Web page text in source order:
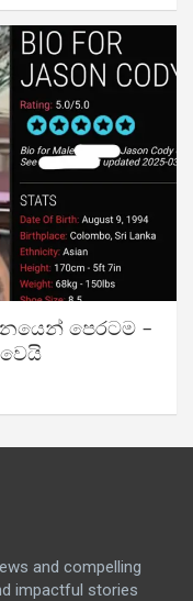
පෙරටම –
and compelling
impactful stories